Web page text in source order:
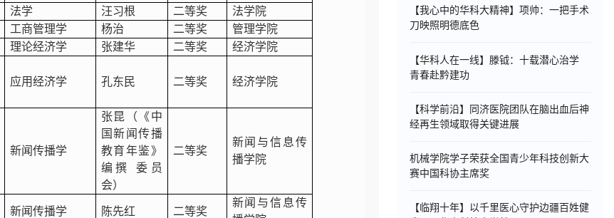
法学 汪习根 二等奖
法学院
工商管理学 杨治 二等奖
管理学院
理论经济学 张建华 二等奖 经济学院
应用经济学 孔东民 二等奖 经济学院
新闻传播学
张昆（《中
国新闻传播
教育年鉴》
编撰 委员
会）
二等奖
新闻与信息传
播学院
新闻传播学 陈先红 二等奖
新闻与信息传
【我心中的华科大精神】项帅：一把手术
刀映照明德底色
【华科人在一线】滕钺：十载潜心治学
青春赴黔建功
【科学前沿】同济医院团队在脑出血后神
经再生领域取得关键进展
机械学院学子荣获全国青少年科技创新大
赛中国科协主席奖
【临翔十年】以千里医心守护边疆百姓健